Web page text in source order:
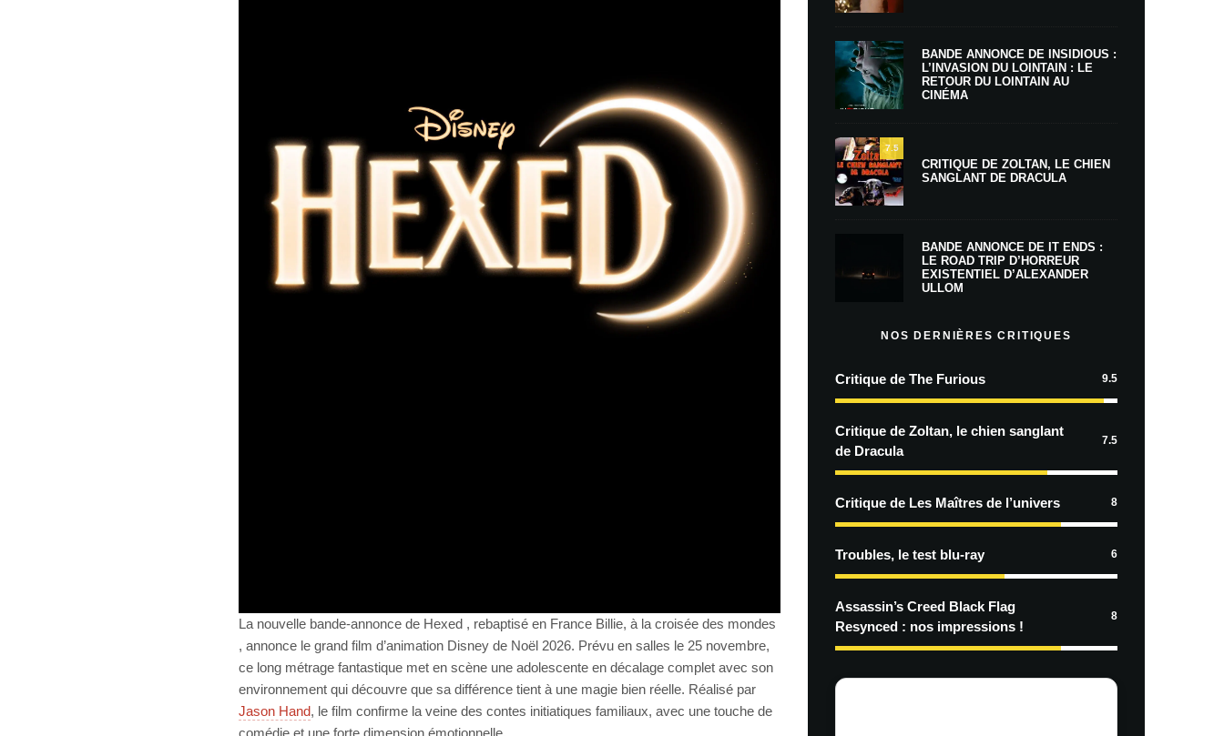
La nouvelle bande-annonce de Hexed , rebaptisé en France Billie, à la croisée des mondes
, annonce le grand film d’animation Disney de Noël 2026. Prévu en salles le 25 novembre,
ce long métrage fantastique met en scène une adolescente en décalage complet avec son
environnement qui découvre que sa différence tient à une magie bien réelle. Réalisé par
Jason Hand, le film confirme la veine des contes initiatiques familiaux, avec une touche de
comédie et une forte dimension émotionnelle.
BANDE ANNONCE DE INSIDIOUS :
L’INVASION DU LOINTAIN : LE
RETOUR DU LOINTAIN AU
CINÉMA
7.5
CRITIQUE DE ZOLTAN, LE CHIEN
SANGLANT DE DRACULA
BANDE ANNONCE DE IT ENDS :
LE ROAD TRIP D’HORREUR
EXISTENTIEL D’ALEXANDER
ULLOM
NOS DERNIÈRES CRITIQUES
Critique de The Furious 9.5
Critique de Zoltan, le chien sanglant
de Dracula
7.5
Critique de Les Maîtres de l’univers 8
Troubles, le test blu-ray 6
Assassin’s Creed Black Flag
Resynced : nos impressions !
8